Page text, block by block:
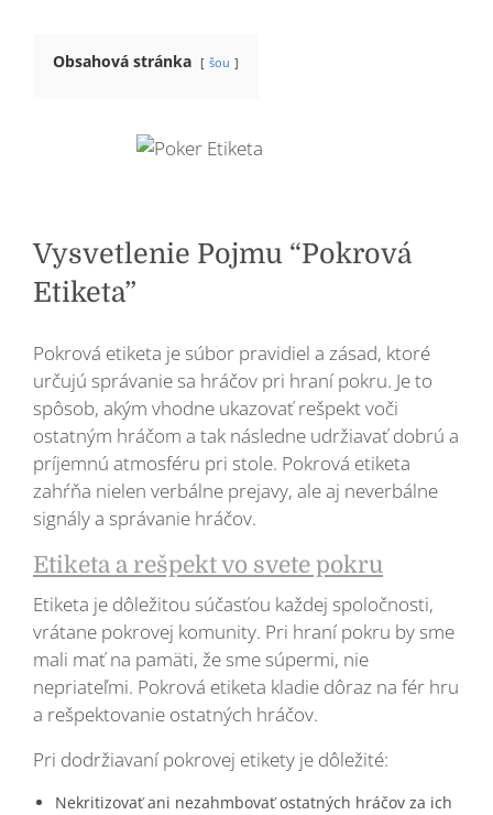
Obsahová stránka šou
Vysvetlenie Pojmu “Pokrová
Etiketa”
Pokrová etiketa je súbor pravidiel a zásad, ktoré
určujú správanie sa hráčov pri hraní pokru. Je to
spôsob, akým vhodne ukazovať rešpekt voči
ostatným hráčom a tak následne udržiavať dobrú a
príjemnú atmosféru pri stole. Pokrová etiketa
zahŕňa nielen verbálne prejavy, ale aj neverbálne
signály a správanie hráčov.
Etiketa a rešpekt vo svete pokru
Etiketa je dôležitou súčasťou každej spoločnosti,
vrátane pokrovej komunity. Pri hraní pokru by sme
mali mať na pamäti, že sme súpermi, nie
nepriateľmi. Pokrová etiketa kladie dôraz na fér hru
a rešpektovanie ostatných hráčov.
Pri dodržiavaní pokrovej etikety je dôležité:
Nekritizovať ani nezahmbovať ostatných hráčov za ich